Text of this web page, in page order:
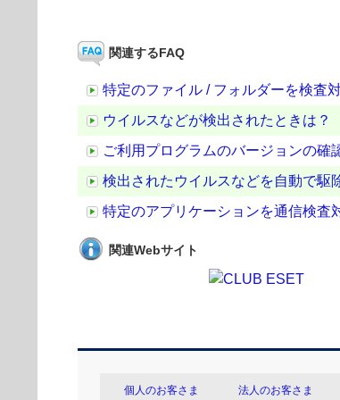
関連するFAQ
特定のファイル / フォルダーを検査
ウイルスなどが検出されたときは？
ご利用プログラムのバージョンの確
検出されたウイルスなどを自動で駆
特定のアプリケーションを通信検査
関連Webサイト
個人のお客さま 法人のお客さま